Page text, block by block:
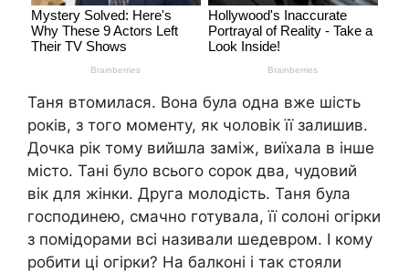
Таня втомилася. Вона була одна вже шість
років, з того моменту, як чоловік її залишив.
Дочка рік тому вийшла заміж, виїхала в інше
місто. Тані було всього сорок два, чудовий
вік для жінки. Друга молодість. Таня була
господинею, смачно готувала, її солоні огірки
з помідорами всі називали шедевром. І кому
робити ці огірки? На балконі і так стояли